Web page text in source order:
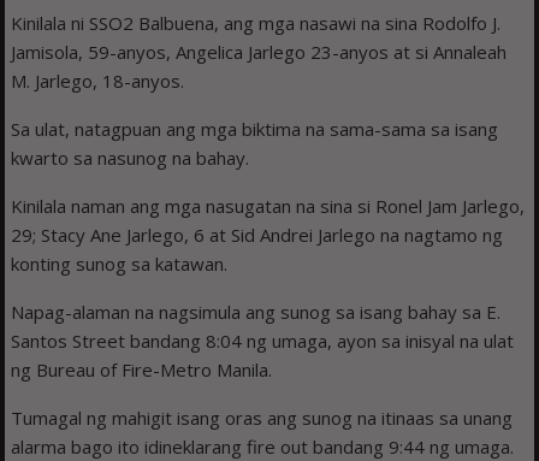
Kinilala ni SSO2 Balbuena, ang mga nasawi na sina Rodolfo J.
Jamisola, 59-anyos, Angelica Jarlego 23-anyos at si Annaleah
M. Jarlego, 18-anyos.
Sa ulat, natagpuan ang mga biktima na sama-sama sa isang
kwarto sa nasunog na bahay.
Kinilala naman ang mga nasugatan na sina si Ronel Jam Jarlego,
29; Stacy Ane Jarlego, 6 at Sid Andrei Jarlego na nagtamo ng
konting sunog sa katawan.
Napag-alaman na nagsimula ang sunog sa isang bahay sa E.
Santos Street bandang 8:04 ng umaga, ayon sa inisyal na ulat
ng Bureau of Fire-Metro Manila.
Tumagal ng mahigit isang oras ang sunog na itinaas sa unang
alarma bago ito idineklarang fire out bandang 9:44 ng umaga.